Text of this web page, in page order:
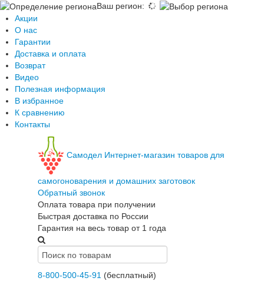
Ваш регион:
Акции
О нас
Гарантии
Доставка и оплата
Возврат
Видео
Полезная информация
В избранное
К сравнению
Контакты
Самодел Интернет-магазин товаров для
самогоноварения и домашних заготовок
Обратный звонок
Оплата товара при получении
Быстрая доставка по России
Гарантия на весь товар от 1 года
8-800-500-45-91 (бесплатный)